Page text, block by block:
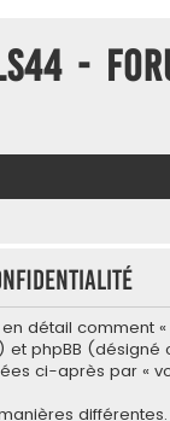
-
détail comment «
phpBB
ci-après par «